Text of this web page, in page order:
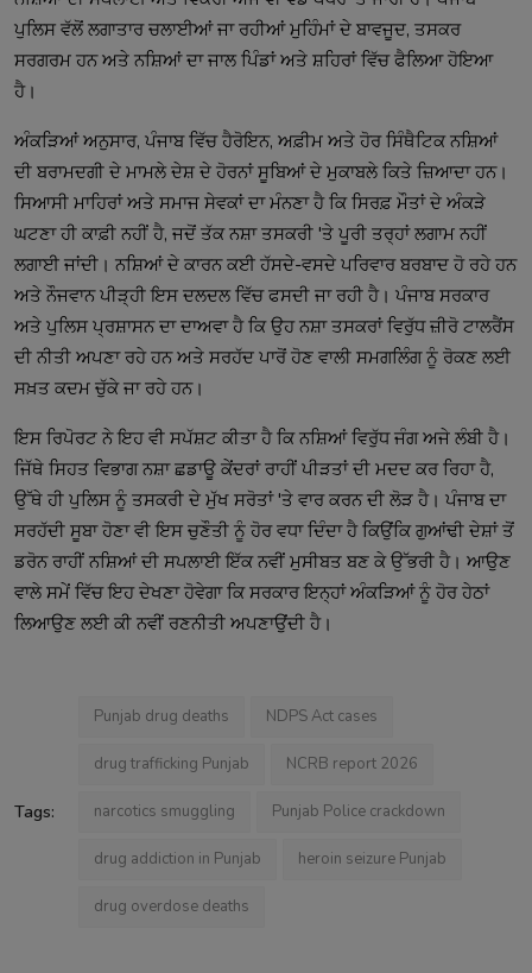
ਪੁਲਿਸ ਵੱਲੋਂ ਲਗਾਤਾਰ ਚਲਾਈਆਂ ਜਾ ਰਹੀਆਂ ਮੁਹਿੰਮਾਂ ਦੇ ਬਾਵਜੂਦ, ਤਸਕਰ
ਸਰਗਰਮ ਹਨ ਅਤੇ ਨਸ਼ਿਆਂ ਦਾ ਜਾਲ ਪਿੰਡਾਂ ਅਤੇ ਸ਼ਹਿਰਾਂ ਵਿੱਚ ਫੈਲਿਆ ਹੋਇਆ
ਹੈ।
ਅੰਕੜਿਆਂ ਅਨੁਸਾਰ, ਪੰਜਾਬ ਵਿੱਚ ਹੈਰੋਇਨ, ਅਫ਼ੀਮ ਅਤੇ ਹੋਰ ਸਿੰਥੈਟਿਕ ਨਸ਼ਿਆਂ
ਦੀ ਬਰਾਮਦਗੀ ਦੇ ਮਾਮਲੇ ਦੇਸ਼ ਦੇ ਹੋਰਨਾਂ ਸੂਬਿਆਂ ਦੇ ਮੁਕਾਬਲੇ ਕਿਤੇ ਜ਼ਿਆਦਾ ਹਨ।
ਸਿਆਸੀ ਮਾਹਿਰਾਂ ਅਤੇ ਸਮਾਜ ਸੇਵਕਾਂ ਦਾ ਮੰਨਣਾ ਹੈ ਕਿ ਸਿਰਫ਼ ਮੌਤਾਂ ਦੇ ਅੰਕੜੇ
ਘਟਣਾ ਹੀ ਕਾਫ਼ੀ ਨਹੀਂ ਹੈ, ਜਦੋਂ ਤੱਕ ਨਸ਼ਾ ਤਸਕਰੀ 'ਤੇ ਪੂਰੀ ਤਰ੍ਹਾਂ ਲਗਾਮ ਨਹੀਂ
ਲਗਾਈ ਜਾਂਦੀ। ਨਸ਼ਿਆਂ ਦੇ ਕਾਰਨ ਕਈ ਹੱਸਦੇ-ਵਸਦੇ ਪਰਿਵਾਰ ਬਰਬਾਦ ਹੋ ਰਹੇ ਹਨ
ਅਤੇ ਨੌਜਵਾਨ ਪੀੜ੍ਹੀ ਇਸ ਦਲਦਲ ਵਿੱਚ ਫਸਦੀ ਜਾ ਰਹੀ ਹੈ। ਪੰਜਾਬ ਸਰਕਾਰ
ਅਤੇ ਪੁਲਿਸ ਪ੍ਰਸ਼ਾਸਨ ਦਾ ਦਾਅਵਾ ਹੈ ਕਿ ਉਹ ਨਸ਼ਾ ਤਸਕਰਾਂ ਵਿਰੁੱਧ ਜ਼ੀਰੋ ਟਾਲਰੈਂਸ
ਦੀ ਨੀਤੀ ਅਪਣਾ ਰਹੇ ਹਨ ਅਤੇ ਸਰਹੱਦ ਪਾਰੋਂ ਹੋਣ ਵਾਲੀ ਸਮਗਲਿੰਗ ਨੂੰ ਰੋਕਣ ਲਈ
ਸਖ਼ਤ ਕਦਮ ਚੁੱਕੇ ਜਾ ਰਹੇ ਹਨ।
ਇਸ ਰਿਪੋਰਟ ਨੇ ਇਹ ਵੀ ਸਪੱਸ਼ਟ ਕੀਤਾ ਹੈ ਕਿ ਨਸ਼ਿਆਂ ਵਿਰੁੱਧ ਜੰਗ ਅਜੇ ਲੰਬੀ ਹੈ।
ਜਿੱਥੇ ਸਿਹਤ ਵਿਭਾਗ ਨਸ਼ਾ ਛਡਾਊ ਕੇਂਦਰਾਂ ਰਾਹੀਂ ਪੀੜਤਾਂ ਦੀ ਮਦਦ ਕਰ ਰਿਹਾ ਹੈ,
ਉੱਥੇ ਹੀ ਪੁਲਿਸ ਨੂੰ ਤਸਕਰੀ ਦੇ ਮੁੱਖ ਸਰੋਤਾਂ 'ਤੇ ਵਾਰ ਕਰਨ ਦੀ ਲੋੜ ਹੈ। ਪੰਜਾਬ ਦਾ
ਸਰਹੱਦੀ ਸੂਬਾ ਹੋਣਾ ਵੀ ਇਸ ਚੁਣੌਤੀ ਨੂੰ ਹੋਰ ਵਧਾ ਦਿੰਦਾ ਹੈ ਕਿਉਂਕਿ ਗੁਆਂਢੀ ਦੇਸ਼ਾਂ ਤੋਂ
ਡਰੋਨ ਰਾਹੀਂ ਨਸ਼ਿਆਂ ਦੀ ਸਪਲਾਈ ਇੱਕ ਨਵੀਂ ਮੁਸੀਬਤ ਬਣ ਕੇ ਉੱਭਰੀ ਹੈ। ਆਉਣ
ਵਾਲੇ ਸਮੇਂ ਵਿੱਚ ਇਹ ਦੇਖਣਾ ਹੋਵੇਗਾ ਕਿ ਸਰਕਾਰ ਇਨ੍ਹਾਂ ਅੰਕੜਿਆਂ ਨੂੰ ਹੋਰ ਹੇਠਾਂ
ਲਿਆਉਣ ਲਈ ਕੀ ਨਵੀਂ ਰਣਨੀਤੀ ਅਪਣਾਉਂਦੀ ਹੈ।
Tags:
Punjab drug deaths NDPS Act cases
drug trafficking Punjab NCRB report 2026
narcotics smuggling Punjab Police crackdown
drug addiction in Punjab heroin seizure Punjab
drug overdose deaths